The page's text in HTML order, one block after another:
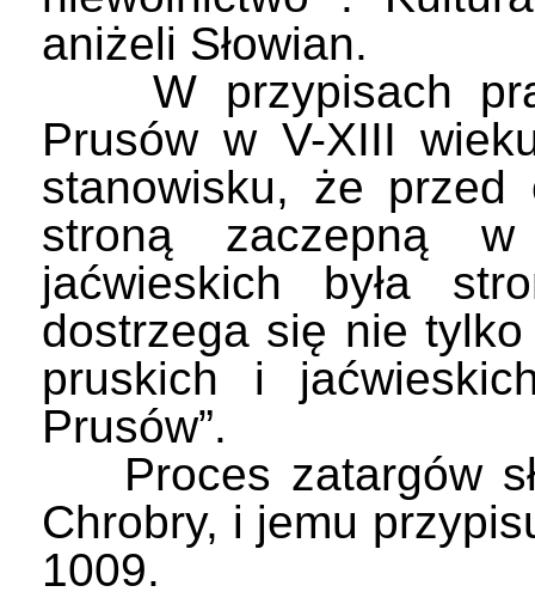
aniżeli Słowian.
W przypisach
Prusów w V-XIII
stanowisku, że przed
stroną zaczepną
jaćwieskich była
dostrzega się nie
pruskich i
Prusów”.
Proces zatargów
Chrobry, i jemu
1009.